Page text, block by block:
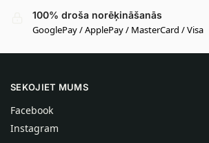
100% droša norēķināšanās
GooglePay / ApplePay / MasterCard / Visa
SEKOJIET MUMS
Facebook
Instagram